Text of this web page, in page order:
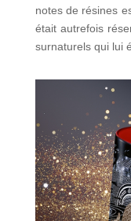
notes de résines
était autrefois
surnaturels qui lui